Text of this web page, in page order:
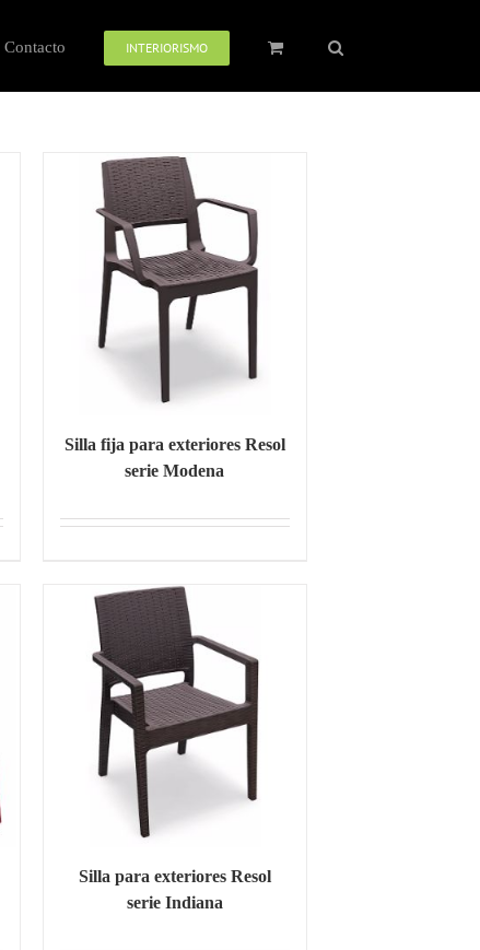
Contacto INTERIORISMO
Silla fija para exteriores Resol
serie Modena
Silla para exteriores Resol
serie Indiana